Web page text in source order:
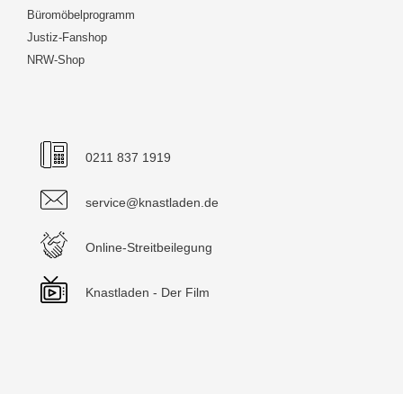
Büromöbelprogramm
Justiz-Fanshop
NRW-Shop
0211 837 1919
service@knastladen.de
Online-Streitbeilegung
Knastladen - Der Film